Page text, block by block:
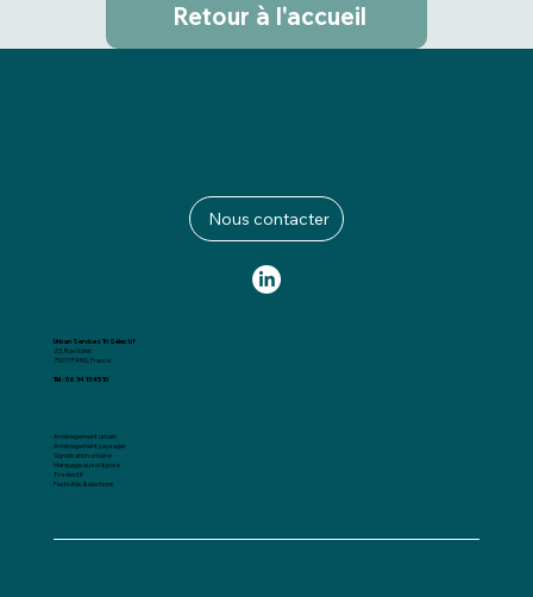
Retour à l'accueil
Nous contacter
Urban Services Tri Sélectif
23, Rue Nollet
75017 PARIS, France
Tél : 06 34 13 45 10
Aménagement urbain
Aménagement paysager
Signalisation urbaine
Marquage au sol & pose
Tri sélectif
Festivités & élections